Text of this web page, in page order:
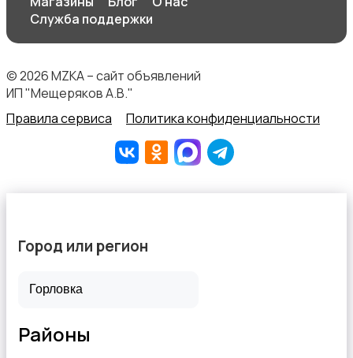
Служба поддержки
© 2026 MZKA – сайт объявлений
ИП "Мещеряков А.В."
Правила сервиса
Политика конфиденциальности
Город или регион
Районы